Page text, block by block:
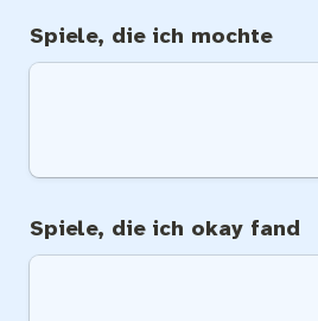
Spiele, die ich mochte
Spiele, die ich okay fand